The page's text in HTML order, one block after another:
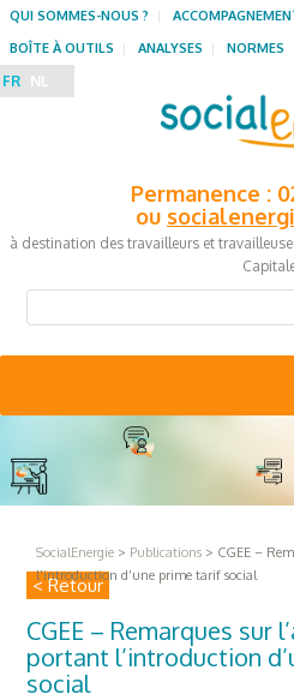
Permanence :
ou
à destination des travailleurs et
QUI SOMMES-NOUS ?
BOÎTE À OUTILS
ANALYSES NORMES
FR NL
SocialEnergie > Publications > CGEE –
l’introduction d’une prime tarif social
< Retour
CGEE – Remarques sur
portant l’introduction
social